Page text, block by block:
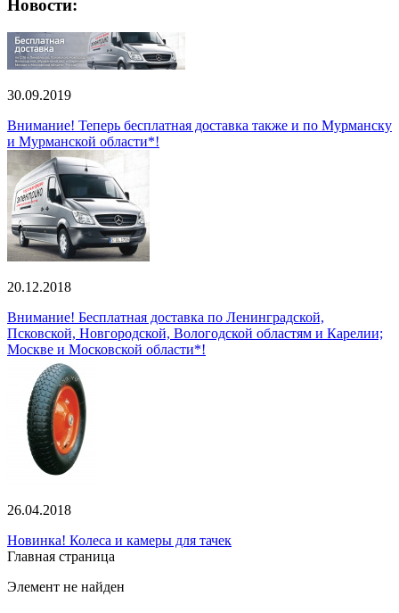
Новости:
30.09.2019
Внимание! Теперь бесплатная доставка также и по Мурманску
и Мурманской области*!
20.12.2018
Внимание! Бесплатная доставка по Ленинградской,
Псковской, Новгородской, Вологодской областям и Карелии;
Москве и Московской области*!
26.04.2018
Новинка! Колеса и камеры для тачек
Главная страница
Элемент не найден